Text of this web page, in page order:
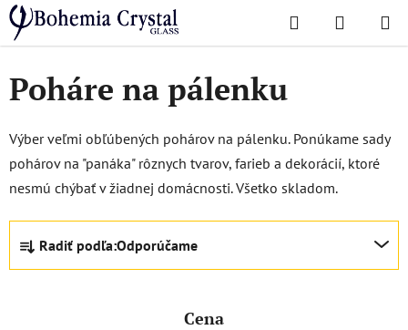
Prejsť
na
obsah
Hľadať
KOŠÍK
Domov
/ Poháre / Poháre na pálenku
Poháre na pálenku
Výber veľmi obľúbených pohárov na pálenku. Ponúkame sady
pohárov na "panáka" rôznych tvarov, farieb a dekorácií, ktoré
nesmú chýbať v žiadnej domácnosti. Všetko skladom.
R
d
Radiť podľa:Odporúčame
Cena